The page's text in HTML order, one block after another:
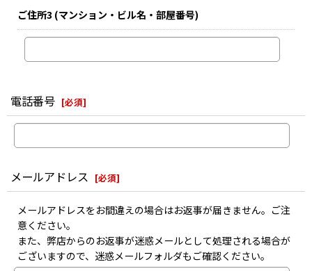
ご住所3 (マンション・ビル名・部屋番号)
電話番号 [必須]
メールアドレス [必須]
メールアドレスをお間違えの場合はお返事が届きません。ご注
意ください。
また、弊店からのお返事が迷惑メールとして処理される場合が
ございますので、迷惑メールフォルダもご確認ください。